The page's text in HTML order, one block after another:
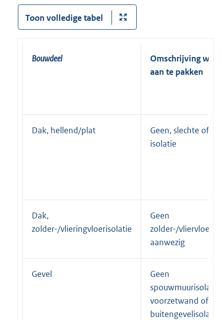
Toon volledige tabel
Bouwdeel
Omschrijving
aan te pakken
Dak, hellend/plat
Geen, slechte of
isolatie
Dak,
zolder-/vlieringvloerisolatie
Geen
zolder-/
aanwezig
Gevel
Geen
spouwmuurisolatie,
voorzetwand of
buitengevelisolatie